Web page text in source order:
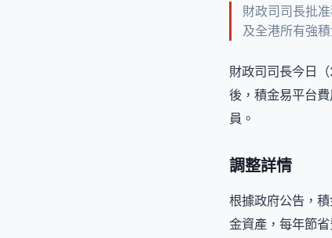
財政司司長批
及全港所有強
財政司司長今日
後，積金易平台
員。
調整詳情
根據政府公告，
金資產，每年節